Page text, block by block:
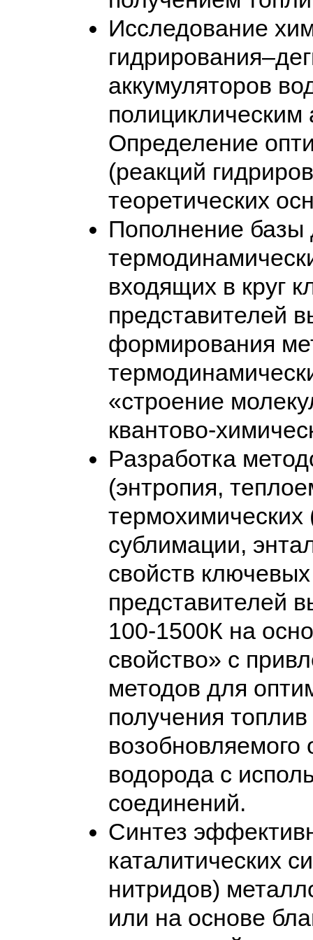
Исследование
аккумуляторов
Определение
(реакций
теоретических
Пополнение базы
входящих в круг
представителей
формирования
«строение
квантово-
Разработка
(энтропия,
термохимических
сублимации,
свойств
представителей
100-1500К на
свойство» с
методов для
получения
возобновляемого
водорода с
соединений.
Синтез
каталитических
нитридов)
или на основе